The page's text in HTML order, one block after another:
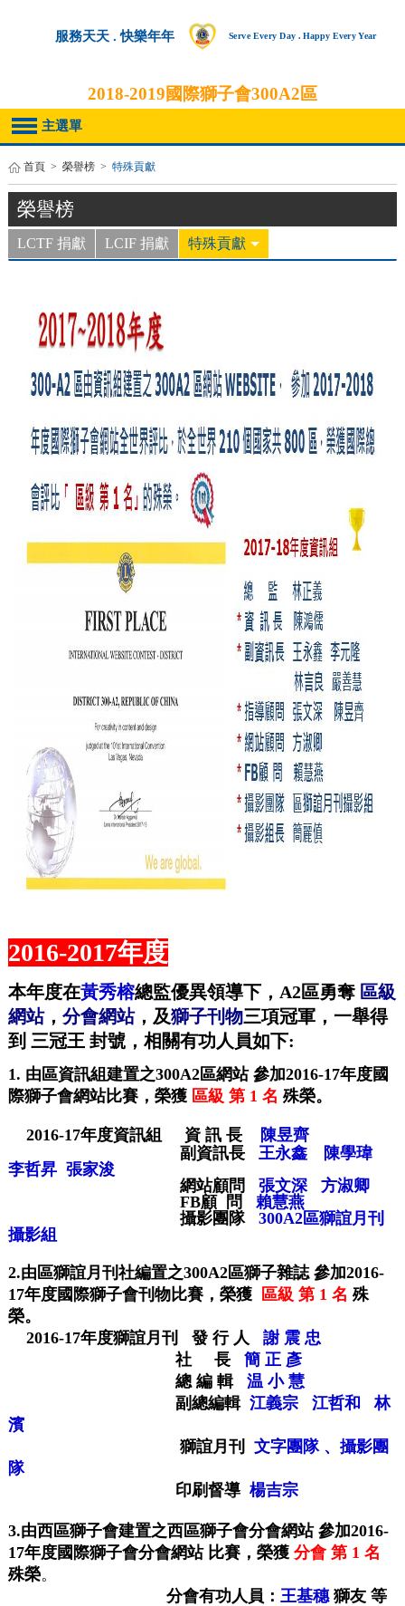
服務天天 . 快樂年年 Serve Every Day . Happy Every Year
2018-2019國際獅子會300A2區
主選單
首頁 > 榮譽榜 > 特殊貢獻
榮譽榜
LCTF 捐獻 LCIF 捐獻 特殊貢獻
2016-2017年度
本年度在黃秀榕總監優異領導下，A2區勇奪 區級
網站， 分會網站，及獅子刊物三項冠軍，一舉得
到 三冠王 封號，相關有功人員如下:
1. 由區資訊組建置之300A2區網站 參加2016-17年度國
際獅子會網站比賽，榮獲 區級 第 1 名 殊榮。
2016-17年度資訊組 資 訊 長
陳昱齊
副資訊長
王永鑫陳學瑋
李哲昇 張家浚
網站顧問
張文深 方淑卿
FB顧 問 賴慧燕
攝影團隊 300A2區獅誼月刊
攝影組
2.由區獅誼月刊社編置之300A2區獅子雜誌 參加2016-
17年度國際獅子會刊物比賽，榮獲 區級 第 1 名 殊
榮。
2016-17年度獅誼月刊 發 行 人
謝 震 忠
社 長
簡 正 彥
總 編 輯
温 小 慧
副總編輯 江義宗 江哲和 林
濱
獅誼月刊
文字團隊 、 攝影團
隊
印刷督導 楊吉宗
3.由西區獅子會建置之西區獅子會分會網站 參加2016-
17年度國際獅子會分會網站 比賽，榮獲 分會 第 1 名
殊榮。
分會有功人員： 王基穗獅友 等